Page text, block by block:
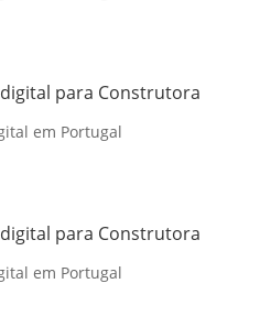
para Construtora
em Portugal
para Construtora
em Portugal